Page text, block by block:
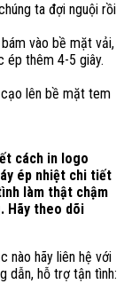
ta đợi nguội rồi
vào bề mặt vải,
ép thêm 4-5 giây.
cạo lên bề mặt tem
cách in logo
ép nhiệt chi tiết
làm thật chậm
Hãy theo dõi
nào hãy liên hệ với
dẫn, hỗ trợ tận tình: